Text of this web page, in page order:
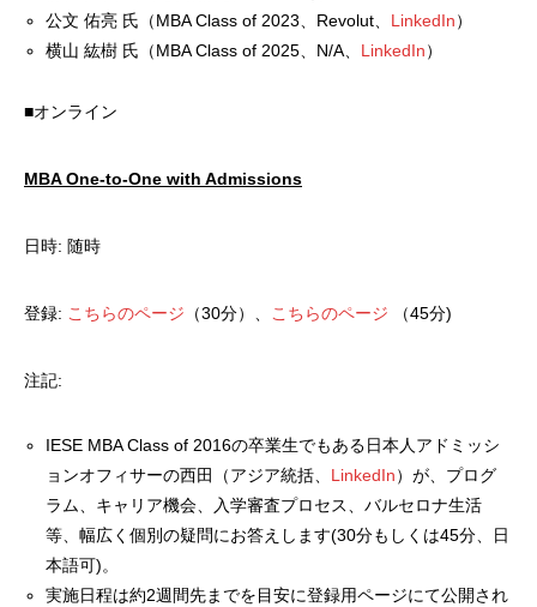
公文 佑亮 氏（MBA Class of 2023、Revolut、 LinkedIn）
横山 紘樹 氏（MBA Class of 2025、N/A、 LinkedIn）
■オンライン
MBA One-to-One with Admissions
日時: 随時
登録: こちらのページ （30分）、 こちらのページ （45分)
注記:
IESE MBA Class of 2016の卒業生でもある日本人アドミッシ
ョンオフィサーの西田（アジア統括、 LinkedIn）が、プログ
ラム、キャリア機会、入学審査プロセス、バルセロナ生活
等、幅広く個別の疑問にお答えします(30分もしくは45分、日
本語可)。
実施日程は約2週間先までを目安に登録用ページにて公開され